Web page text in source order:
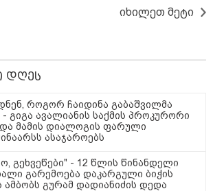
21:17 / 08-08-2026
აშშ-მა საქართველოში
დაფუძნებული კრიპტოკომპანია
იხილეთ მეტი
დღეს
როგორ ჩაიდინა გაბაშვილმა
გიგა ავალიანის საქმის პროკურორი
და მამის დიალოგის ფარული
ასაჯაროებს
გეხვეწები" - 12 წლის წინანდელი
გარემოება დაკარგული ბიჭის
ამბობს გურამ დადიანიძის დედა